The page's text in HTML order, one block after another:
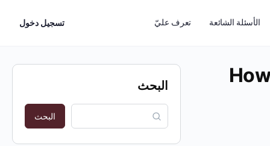
الأسئلة الشائعة تعرف عليّ تسجيل دخول
البحث
البحث